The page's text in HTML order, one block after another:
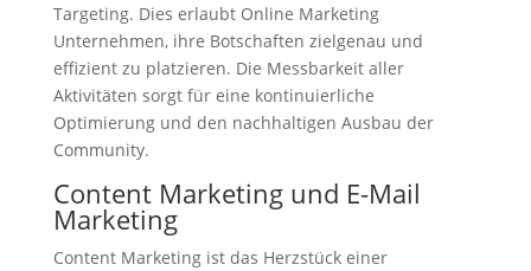
Targeting. Dies erlaubt Online Marketing
Unternehmen, ihre Botschaften zielgenau und
effizient zu platzieren. Die Messbarkeit aller
Aktivitäten sorgt für eine kontinuierliche
Optimierung und den nachhaltigen Ausbau der
Community.
Content Marketing und E-Mail
Marketing
Content Marketing ist das Herzstück einer